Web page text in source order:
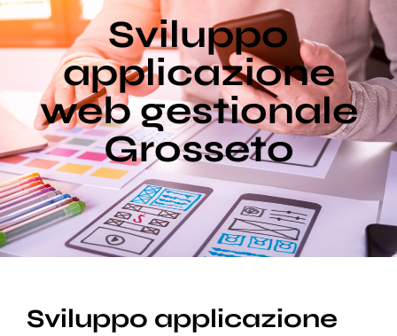
Chi Siamo
Portfolio
Blog
Supporto
Sviluppo
applicazione
web gestionale
Grosseto
Sviluppo applicazione